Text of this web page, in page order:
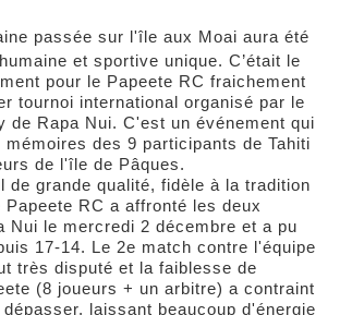
passée sur l'île aux Moai aura été
et sportive unique. C’était le
pour le Papeete RC fraichement
tournoi international organisé par le
de Rapa Nui. C'est un événement qui
des 9 participants de Tahiti
de l'île de Pâques.
de grande qualité, fidèle à la tradition
Papeete RC a affronté les deux
Nui le mercredi 2 décembre et a pu
17-14. Le 2e match contre l'équipe
très disputé et la faiblesse de
(8 joueurs + un arbitre) a contraint
laissant beaucoup d'énergie